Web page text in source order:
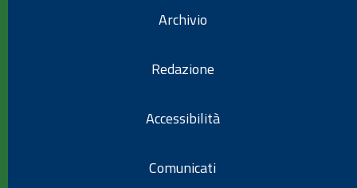
Archivio
Redazione
Accessibilità
Comunicati